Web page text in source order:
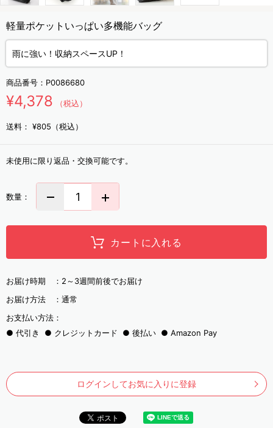
軽量ポケットいっぱい多機能バッグ
雨に強い！収納スペースUP！
商品番号： P0086680
¥4,378 （税込）
送料： ¥805（税込）
未使用に限り返品・交換可能です。
数量：
カートに入れる
お届け時期 ： 2～3週間前後でお届け
お届け方法 ： 通常
お支払い方法：
代引き
クレジットカード 後払い Amazon Pay
ログインしてお気に入りに登録